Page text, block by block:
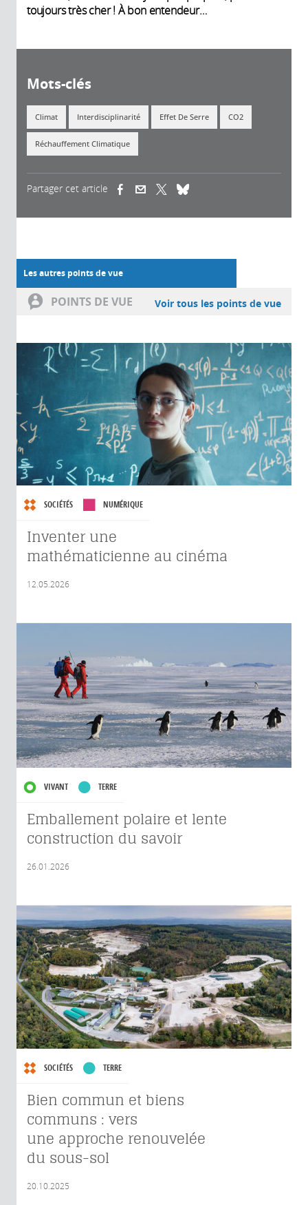
toujours très cher ! À bon entendeur…
Mots-clés
Climat Interdisciplinarité Effet De Serre CO2
Réchauffement Climatique
Partager cet article (link is external)(link is external)
Les autres points de vue
POINTS DE VUE Voir tous les points de vue
SOCIÉTÉS NUMÉRIQUE
Inventer une
mathématicienne au cinéma
12.05.2026
VIVANT TERRE
Emballement polaire et lente
construction du savoir
26.01.2026
SOCIÉTÉS TERRE
Bien commun et biens
communs : vers
une approche renouvelée
du sous-sol
20.10.2025